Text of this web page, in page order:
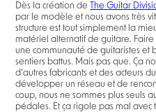
Dès la création de
The Guitar
par le modèle et nous avons très
structure est tout simplement la
matériel alternatif de guitare.
une communauté de guitaristes et
sentiers battus. Mais pas que. Ça
d’autres fabricants et des acteurs
développer un réseau et de
coup, nous ne sommes plus seuls
pédales. Et ça rigole pas mal avec